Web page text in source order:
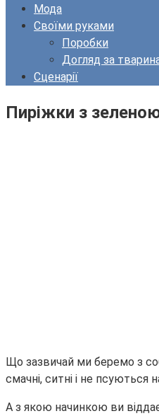
Мода
Своїми руками
Поробки
Догляд за
Сценарії
Пиріжки з
Що зазвичай ми беремо з
смачні, ситні і не
А з якою начинкою ви